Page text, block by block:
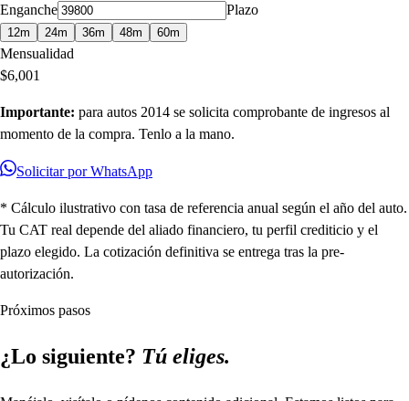
Enganche
Plazo
12m 24m 36m 48m 60m
Mensualidad
$6,001
Importante: para autos 2014 se solicita comprobante de ingresos al
momento de la compra. Tenlo a la mano.
Solicitar por WhatsApp
* Cálculo ilustrativo con tasa de referencia anual según el año del auto.
Tu CAT real depende del aliado financiero, tu perfil crediticio y el
plazo elegido. La cotización definitiva se entrega tras la pre-
autorización.
Próximos pasos
¿Lo siguiente? Tú eliges.